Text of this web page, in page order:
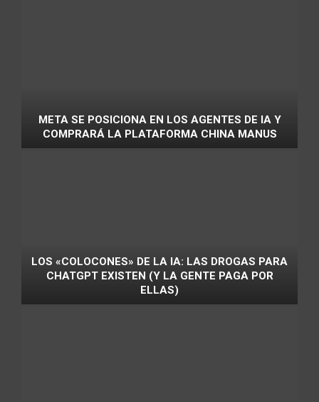
META SE POSICIONA EN LOS AGENTES DE IA Y
COMPRARÁ LA PLATAFORMA CHINA MANUS
LOS «COLOCONES» DE LA IA: LAS DROGAS PARA
CHATGPT EXISTEN (Y LA GENTE PAGA POR
ELLAS)